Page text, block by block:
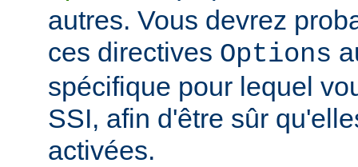
autres. Vous devrez
ces directives Options
spécifique pour lequel
SSI, afin d'être sûr
activées.